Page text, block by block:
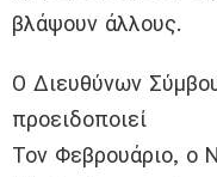
βλάψουν άλλους.
Ο Διευθύνων
προειδοποιεί
Τον Φεβρουάριο, ο